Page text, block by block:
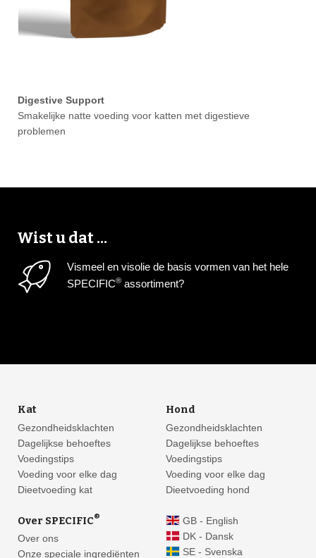
Digestive Support
Smakelijke natte voeding voor katten met digestieve
problemen
Wist u dat ...
Vismeel en visolie de basis vormen van het hele
SPECIFIC® assortiment?
Kat
Gezondheidsklachten
Dagelijkse behoeftes
Voedingstips
Voeding voor elke dag
Dieetvoeding kat
Hond
Gezondheidsklachten
Dagelijkse behoeftes
Voedingstips
Voeding voor elke dag
Dieetvoeding hond
Over SPECIFIC®
Over ons
Onze speciale ingrediënten
GB - English
DK - Dansk
SE - Svenska